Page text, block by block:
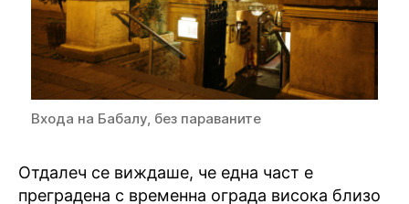
Входа на Бабалу, без параваните
Отдалеч се виждаше, че една част е
преградена с временна ограда висока близо